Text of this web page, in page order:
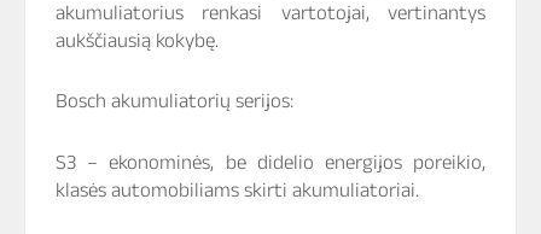
akumuliatorius renkasi vartotojai, vertinantys
aukščiausią kokybę.
Bosch akumuliatorių serijos:
S3 – ekonominės, be didelio energijos poreikio,
klasės automobiliams skirti akumuliatoriai.